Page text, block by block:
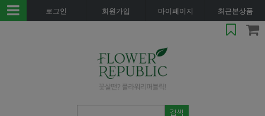
로그인 회원가입 마이페이지 최근본상품